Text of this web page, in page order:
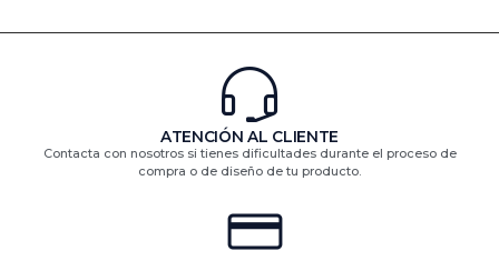
ATENCIÓN AL CLIENTE
Contacta con nosotros si tienes dificultades durante el proceso de
compra o de diseño de tu producto.